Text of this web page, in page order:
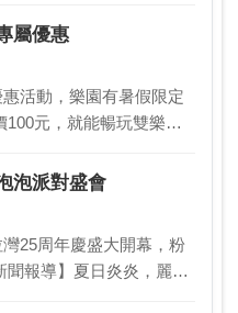
搭乘摩天輪，讓您一次過
屬優惠
活動，樂園有暑假限定
100元，就能暢玩雙樂園
泊一食 ＋樂園門票專…
泡派對盛會
25周年慶盛大開幕，粉
報導】夏日炎炎，麗寶